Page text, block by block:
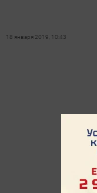
18 января 2019, 10:43